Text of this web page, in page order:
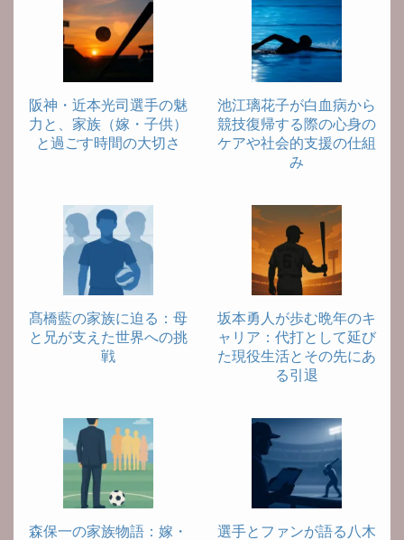
阪神・近本光司選手の魅
力と、家族（嫁・子供）
と過ごす時間の大切さ
池江璃花子が白血病から
競技復帰する際の心身の
ケアや社会的支援の仕組
み
髙橋藍の家族に迫る：母
と兄が支えた世界への挑
戦
坂本勇人が歩む晩年のキ
ャリア：代打として延び
た現役生活とその先にあ
る引退
森保一の家族物語：嫁・
選手とファンが語る八木